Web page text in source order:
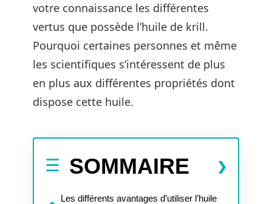
votre connaissance les différentes
vertus que possède l’huile de krill.
Pourquoi certaines personnes et même
les scientifiques s’intéressent de plus
en plus aux différentes propriétés dont
dispose cette huile.
SOMMAIRE
Les différents avantages d’utiliser l’huile